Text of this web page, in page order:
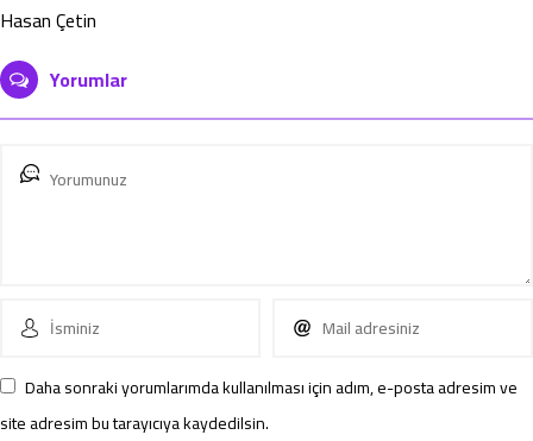
Hasan Çetin
Yorumlar
Daha sonraki yorumlarımda kullanılması için adım, e-posta adresim ve
site adresim bu tarayıcıya kaydedilsin.